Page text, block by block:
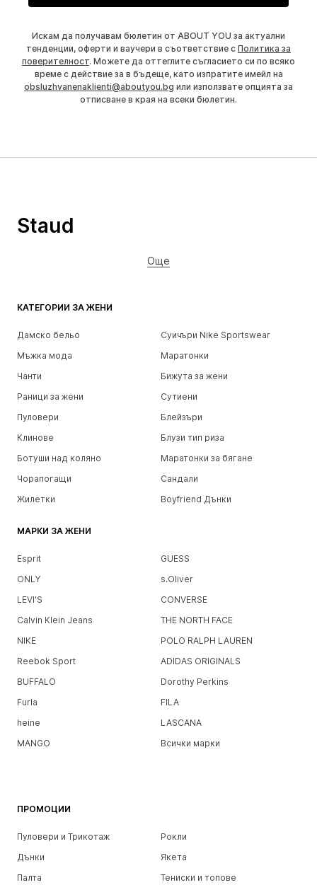
Искам да получавам бюлетин от ABOUT YOU за актуални
тенденции, оферти и ваучери в съответствие с Политика за
поверителност. Можете да оттеглите съгласието си по всяко
време с действие за в бъдеще, като изпратите имейл на
obsluzhvanenaklienti@aboutyou.bg или използвате опцията за
отписване в края на всеки бюлетин.
КАТЕГОРИИ ЗА ЖЕНИ
Дамско бельо
Суичъри Nike Sportswear
Мъжка мода
Маратонки
Чанти
Бижута за жени
Раници за жени
Сутиени
Пуловери
Блейзъри
Клинове
Блузи тип риза
Ботуши над коляно
Маратонки за бягане
Чорапогащи
Сандали
Жилетки
Boyfriend Дънки
МАРКИ ЗА ЖЕНИ
Esprit
GUESS
ONLY
s.Oliver
LEVI'S
CONVERSE
Calvin Klein Jeans
THE NORTH FACE
NIKE
POLO RALPH LAUREN
Reebok Sport
ADIDAS ORIGINALS
BUFFALO
Dorothy Perkins
Furla
FILA
heine
LASCANA
MANGO
Всички марки
ПРОМОЦИИ
Пуловери и Трикотаж
Рокли
Дънки
Якета
Палта
Тениски и топове
Staud
Още